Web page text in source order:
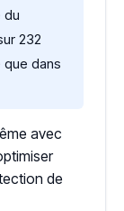
du
232
que dans
avec
de